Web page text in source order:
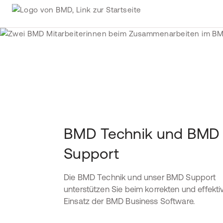
BMD Technik und BMD
Support
Die BMD Technik und unser BMD Support
unterstützen Sie beim korrekten und
Einsatz der BMD Business Software.